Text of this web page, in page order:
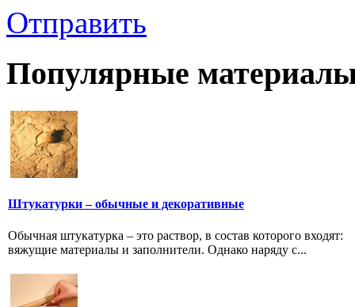
Отправить
Популярные
Штукатурки – обычные и декоративные
Обычная штукатурка – это раствор, в состав которого входят:
вяжущие материалы и заполнители. Однако наряду с...